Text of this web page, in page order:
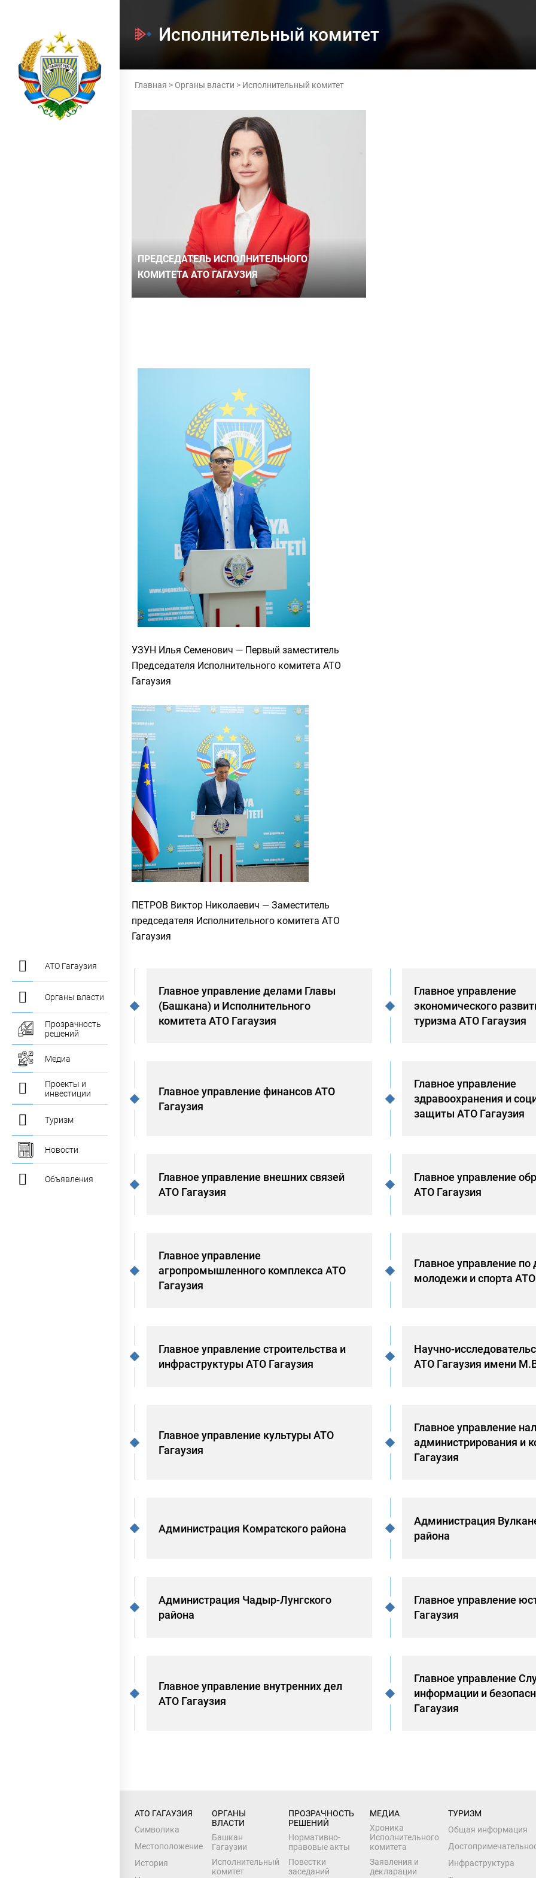
АТО Гагаузия
Органы власти
Прозрачность
решений
Медиа
Проекты и
инвестиции
Туризм
Новости
Объявления
Исполнительный комитет
Главная > Органы власти > Исполнительный комитет
ПРЕДСЕДАТЕЛЬ ИСПОЛНИТЕЛЬНОГО
КОМИТЕТА АТО ГАГАУЗИЯ
УЗУН Илья Семенович — Первый заместитель
Председателя Исполнительного комитета АТО
Гагаузия
ПЕТРОВ Виктор Николаевич — Заместитель
председателя Исполнительного комитета АТО
Гагаузия
Главное управление делами Главы
(Башкана) и Исполнительного
комитета АТО Гагаузия
Главное управление
экономического
туризма АТО Гагаузия
Главное управление финансов АТО
Гагаузия
Главное управление
здравоохранения и
защиты АТО Гагаузия
Главное управление внешних связей
АТО Гагаузия
Главное управление
АТО Гагаузия
Главное управление
агропромышленного комплекса АТО
Гагаузия
Главное управление по
молодежи и спорта АТО
Главное управление строительства и
инфраструктуры АТО Гагаузия
Научно-
АТО Гагаузия имени
Главное управление культуры АТО
Гагаузия
Главное управление
администрирования и
Гагаузия
Администрация Комратского района
Администрация
района
Администрация Чадыр-Лунгского
района
Главное управление
Гагаузия
Главное управление внутренних дел
АТО Гагаузия
Главное управление
информации и
Гагаузия
АТО ГАГАУЗИЯ
Символика
Местоположение
История
ОРГАНЫ
ВЛАСТИ
Башкан
Гагаузии
Исполнительный
комитет
ПРОЗРАЧНОСТЬ
РЕШЕНИЙ
Нормативно-
правовые акты
Повестки
заседаний
МЕДИА
Хроника
Исполнительного
комитета
Заявления и
декларации
ТУРИЗМ
Общая информация
Инфраструктура